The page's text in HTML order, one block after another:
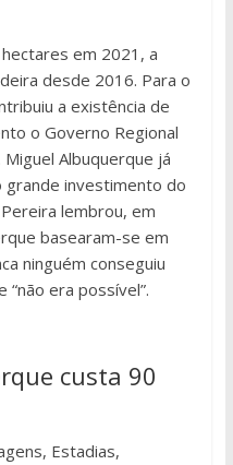
em 2021, a
desde 2016. Para o
a existência de
o Governo Regional
Albuquerque já
grande investimento do
lembrou, em
basearam-se em
ninguém conseguiu
era possível”.
custa 90
Estadias,